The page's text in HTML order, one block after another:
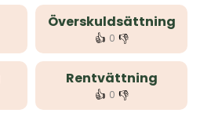
Överskuldsättning
👍 0 👎
Rentvättning
👍 0 👎